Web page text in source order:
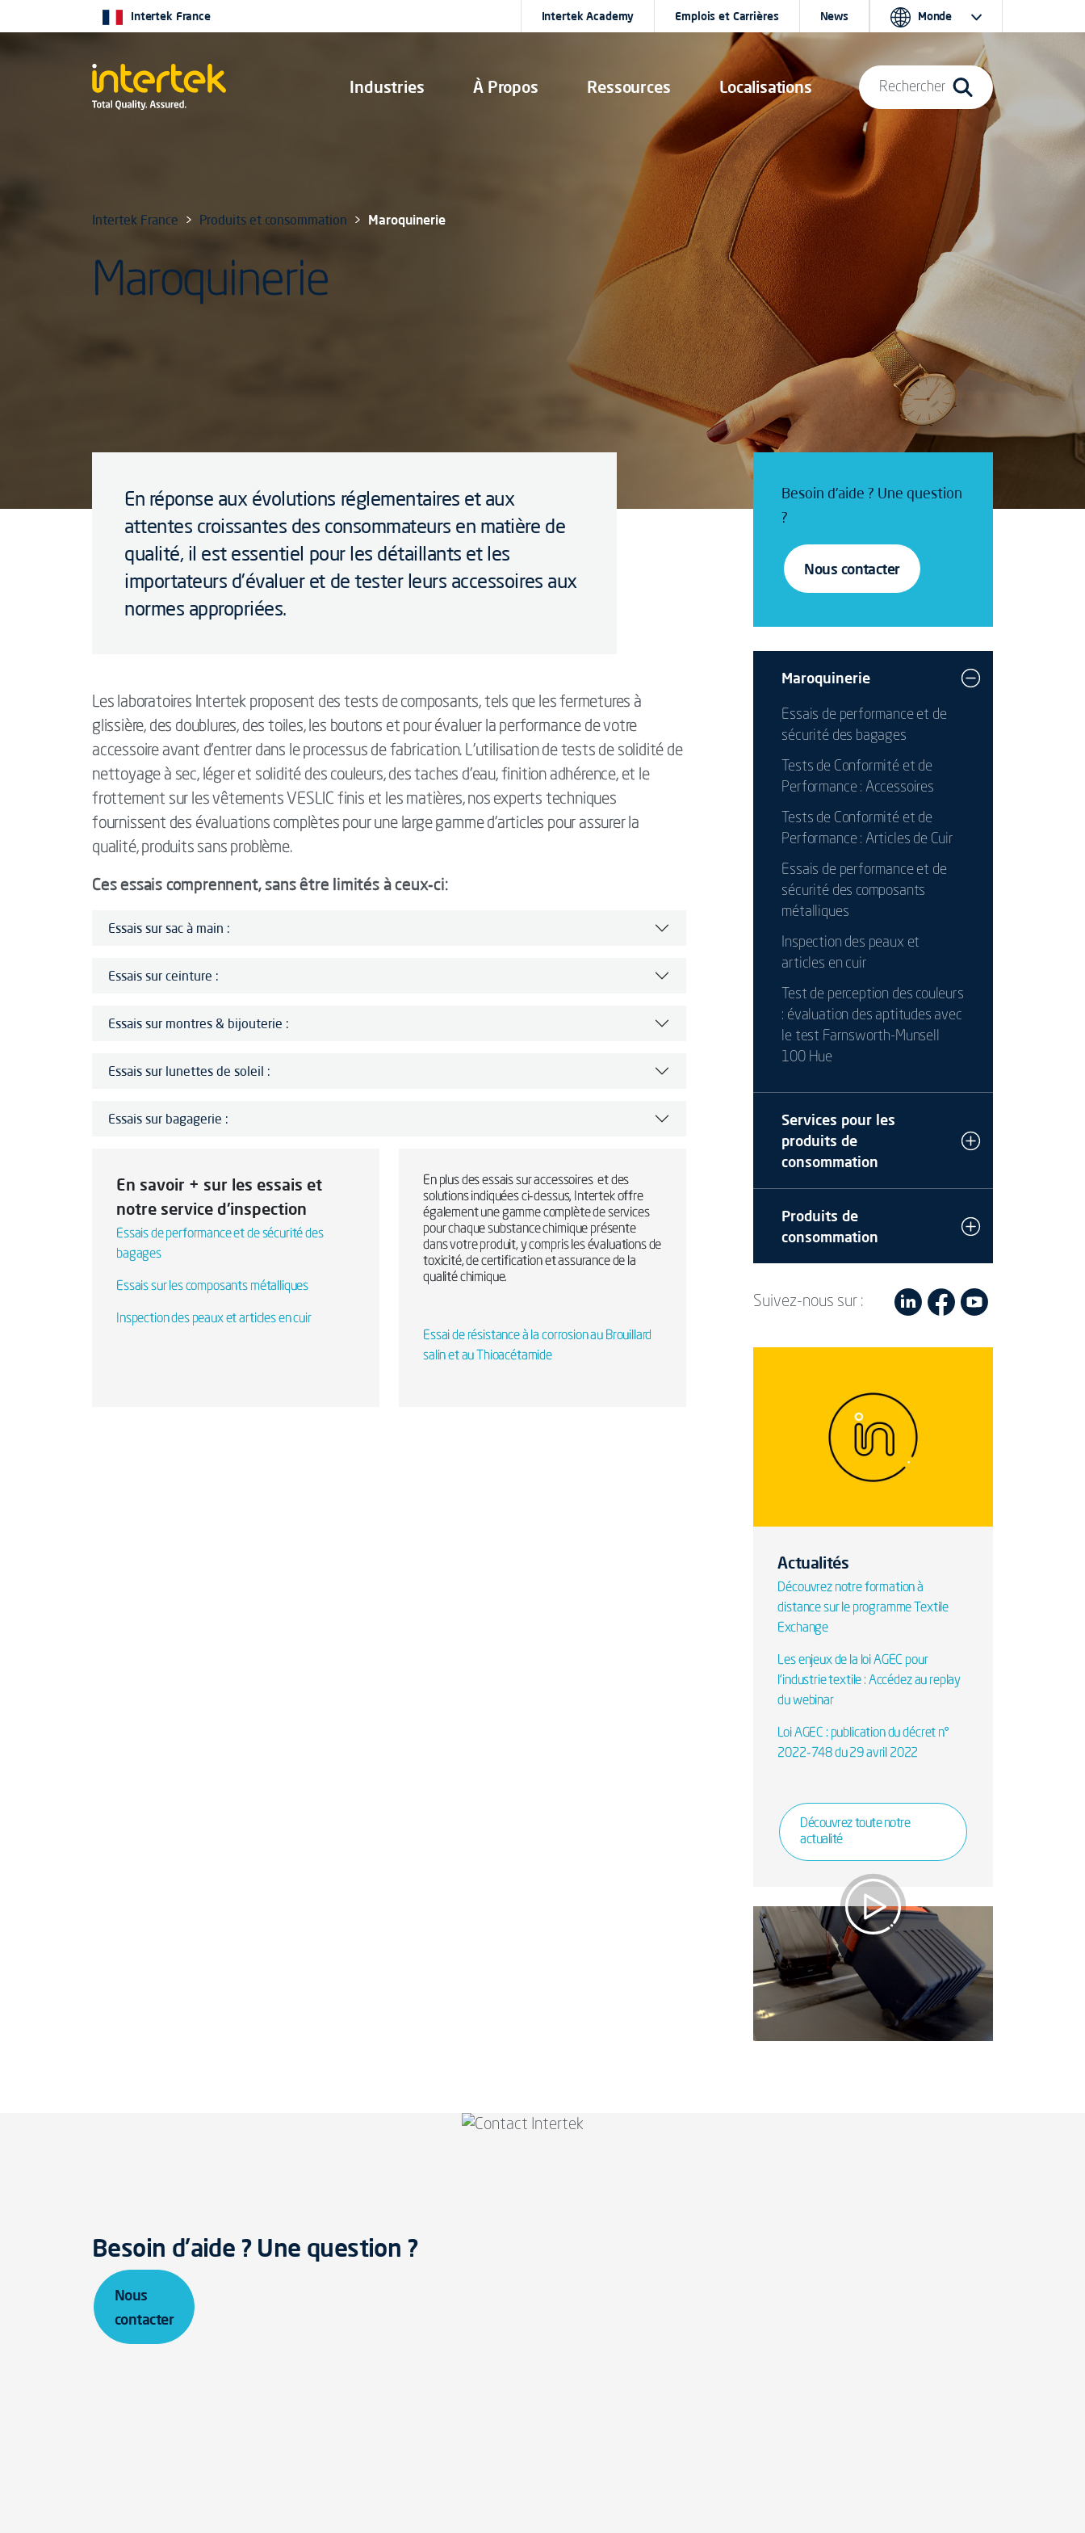
Industries À Propos Ressources Localisations
Intertek France Intertek Academy Emplois et Carrières News Monde
Rechercher
Intertek France Produits et consommation Maroquinerie
Maroquinerie
En réponse aux évolutions réglementaires et aux
attentes croissantes des consommateurs en matière de
qualité, il est essentiel pour les détaillants et les
importateurs d'évaluer et de tester leurs accessoires aux
normes appropriées.
Les laboratoires Intertek proposent des tests de composants, tels que les fermetures à
glissière, des doublures, des toiles, les boutons et pour évaluer la performance de votre
accessoire avant d'entrer dans le processus de fabrication. L'utilisation de tests de solidité de
nettoyage à sec, léger et solidité des couleurs, des taches d'eau, finition adhérence, et le
frottement sur les vêtements VESLIC finis et les matières, nos experts techniques
fournissent des évaluations complètes pour une large gamme d'articles pour assurer la
qualité, produits sans problème.
Ces essais comprennent, sans être limités à ceux-ci:
Essais sur sac à main :
Essais sur ceinture :
Essais sur montres & bijouterie :
Essais sur lunettes de soleil :
Essais sur bagagerie :
En savoir + sur les essais et
notre service d'inspection
Essais de performance et de sécurité des
bagages
Essais sur les composants métalliques
Inspection des peaux et articles en cuir
En plus des essais sur accessoires et des
solutions indiquées ci-dessus, Intertek offre
également une gamme complète de services
pour chaque substance chimique présente
dans votre produit, y compris les évaluations de
toxicité, de certification et assurance de la
qualité chimique.
Essai de résistance à la corrosion au Brouillard
salin et au Thioacétamide
Besoin d'aide ? Une question
?
Nous contacter
Maroquinerie
Essais de performance et de
sécurité des bagages
Tests de Conformité et de
Performance : Accessoires
Tests de Conformité et de
Performance : Articles de Cuir
Essais de performance et de
sécurité des composants
métalliques
Inspection des peaux et
articles en cuir
Test de perception des couleurs
: évaluation des aptitudes avec
le test Farnsworth-Munsell
100 Hue
Services pour les
produits de
consommation
Produits de
consommation
Suivez-nous sur :
Actualités
Découvrez notre formation à
distance sur le programme Textile
Exchange
Les enjeux de la loi AGEC pour
l'industrie textile : Accédez au replay
du webinar
Loi AGEC : publication du décret n°
2022-748 du 29 avril 2022
Découvrez toute notre
actualité
Qualité et performance
des articles de bagagerie
Besoin d'aide ? Une question ?
Nous
contacter